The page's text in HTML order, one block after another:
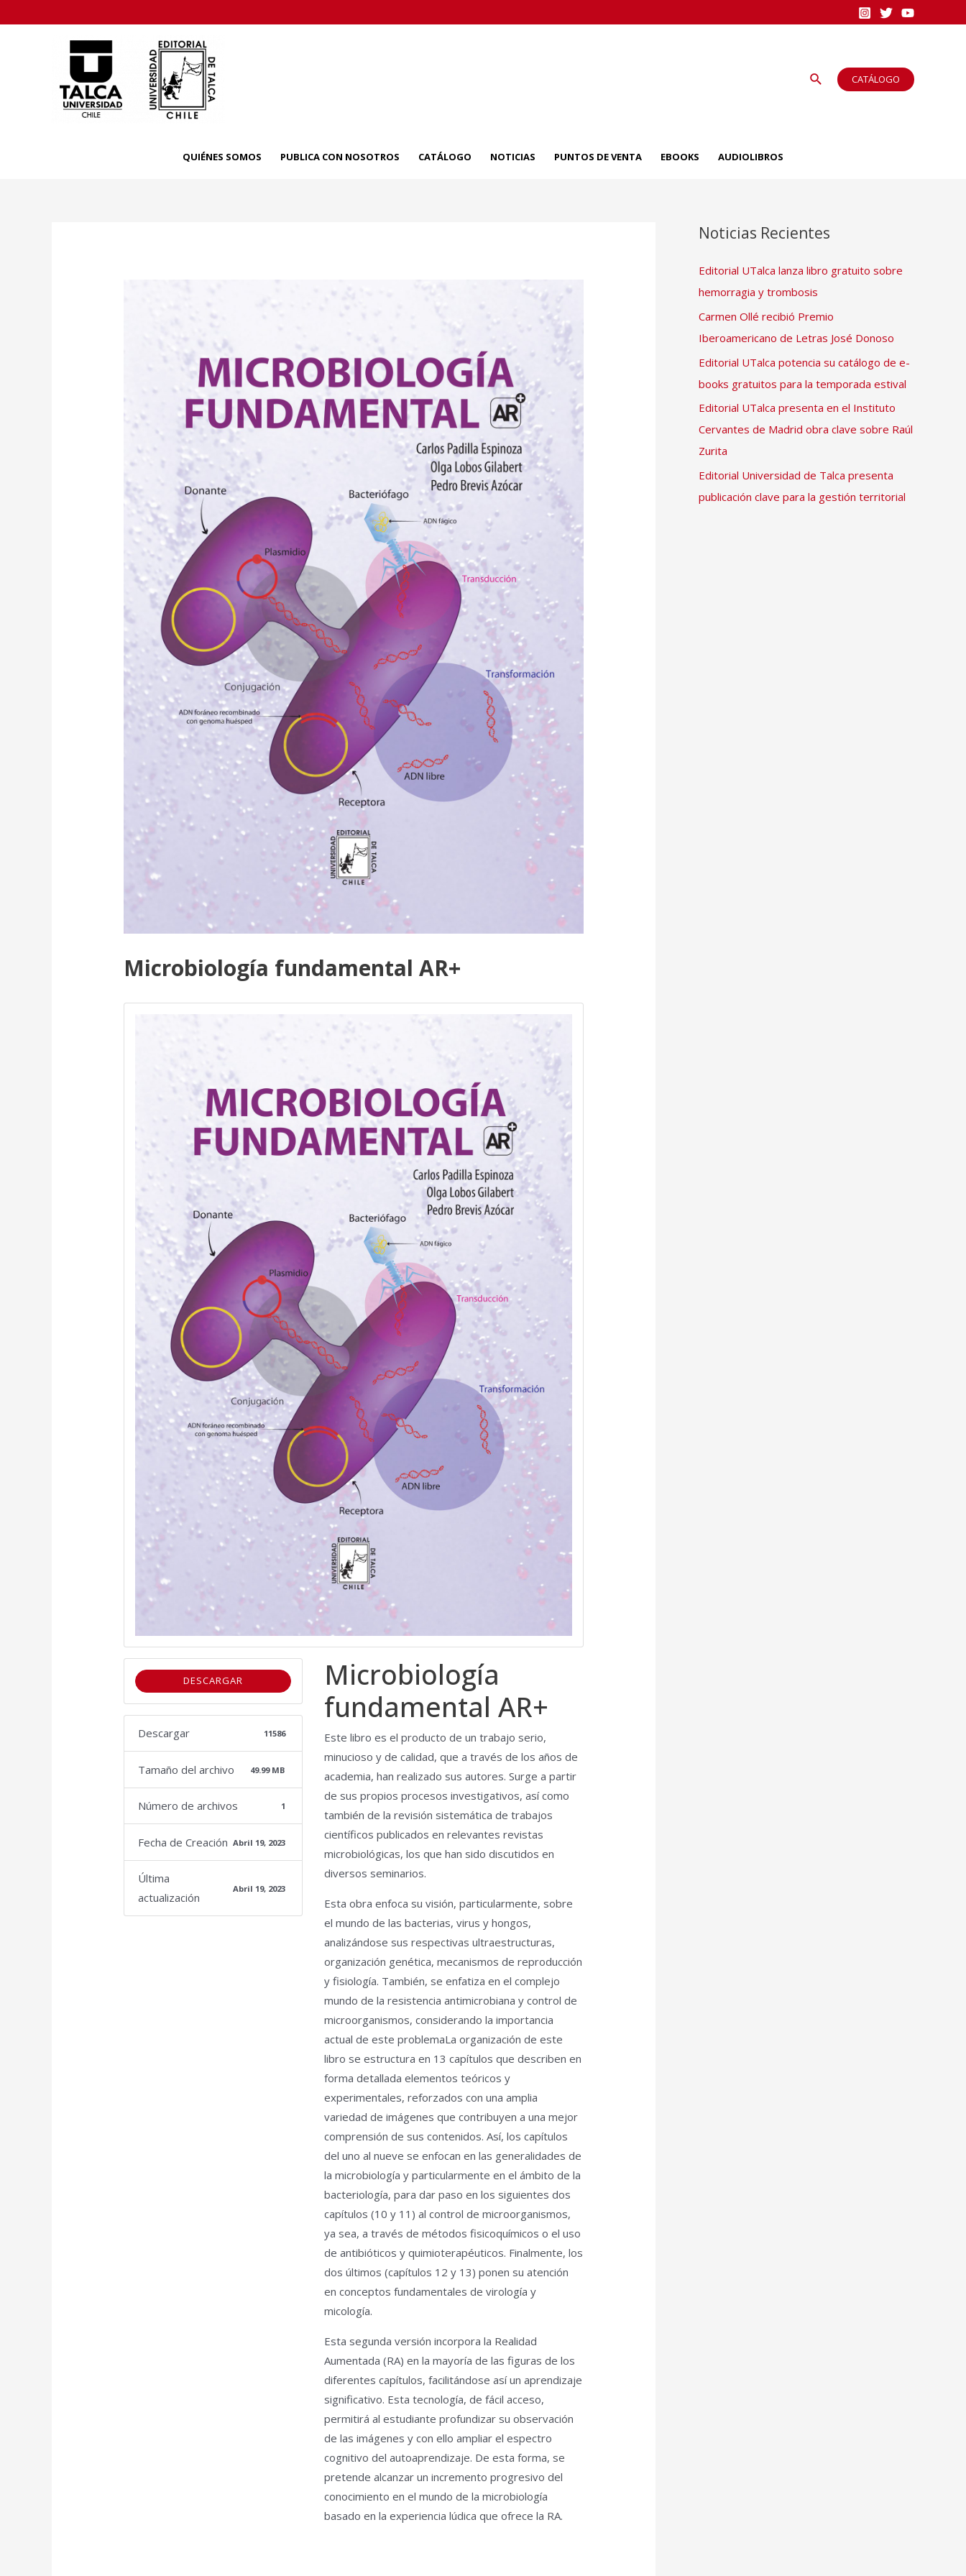
to
Buscar CATÁLOGO
QUIÉNES SOMOS PUBLICA CON NOSOTROS CATÁLOGO NOTICIAS PUNTOS DE VENTA EBOOKS AUDIOLIBROS
Microbiología fundamental AR+
DESCARGAR
Descargar 11586
Tamaño del archivo 49.99 MB
Número de archivos 1
Fecha de Creación Abril 19, 2023
Última
actualización
Abril 19, 2023
Microbiología
fundamental AR+
Este libro es el producto de un trabajo serio,
minucioso y de calidad, que a través de los años de
academia, han realizado sus autores. Surge a partir
de sus propios procesos investigativos, así como
también de la revisión sistemática de trabajos
científicos publicados en relevantes revistas
microbiológicas, los que han sido discutidos en
diversos seminarios.
Esta obra enfoca su visión, particularmente, sobre
el mundo de las bacterias, virus y hongos,
analizándose sus respectivas ultraestructuras,
organización genética, mecanismos de reproducción
y fisiología. También, se enfatiza en el complejo
mundo de la resistencia antimicrobiana y control de
microorganismos, considerando la importancia
actual de este problemaLa organización de este
libro se estructura en 13 capítulos que describen en
forma detallada elementos teóricos y
experimentales, reforzados con una amplia
variedad de imágenes que contribuyen a una mejor
comprensión de sus contenidos. Así, los capítulos
del uno al nueve se enfocan en las generalidades de
la microbiología y particularmente en el ámbito de la
bacteriología, para dar paso en los siguientes dos
capítulos (10 y 11) al control de microorganismos,
ya sea, a través de métodos fisicoquímicos o el uso
de antibióticos y quimioterapéuticos. Finalmente, los
dos últimos (capítulos 12 y 13) ponen su atención
en conceptos fundamentales de virología y
micología.
Esta segunda versión incorpora la Realidad
Aumentada (RA) en la mayoría de las figuras de los
diferentes capítulos, facilitándose así un aprendizaje
significativo. Esta tecnología, de fácil acceso,
permitirá al estudiante profundizar su observación
de las imágenes y con ello ampliar el espectro
cognitivo del autoaprendizaje. De esta forma, se
pretende alcanzar un incremento progresivo del
conocimiento en el mundo de la microbiología
basado en la experiencia lúdica que ofrece la RA.
Noticias Recientes
Editorial UTalca lanza libro gratuito sobre
hemorragia y trombosis
Carmen Ollé recibió Premio
Iberoamericano de Letras José Donoso
Editorial UTalca potencia su catálogo de e-
books gratuitos para la temporada estival
Editorial UTalca presenta en el Instituto
Cervantes de Madrid obra clave sobre Raúl
Zurita
Editorial Universidad de Talca presenta
publicación clave para la gestión territorial